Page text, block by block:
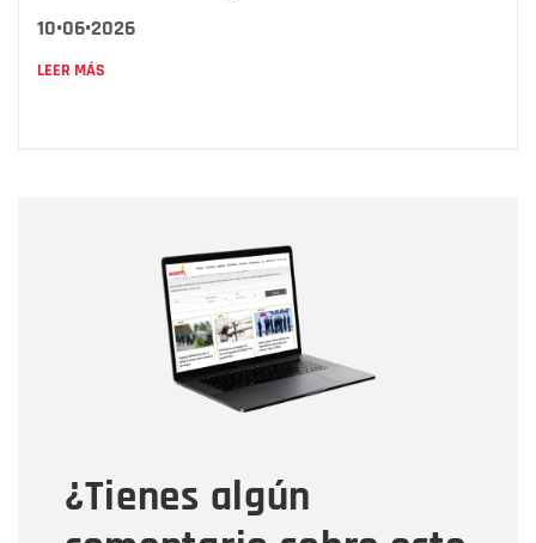
10•06•2026
LEER MÁS
¿Tienes algún
Correo electrónico
Tipo de comentario
Mensaje